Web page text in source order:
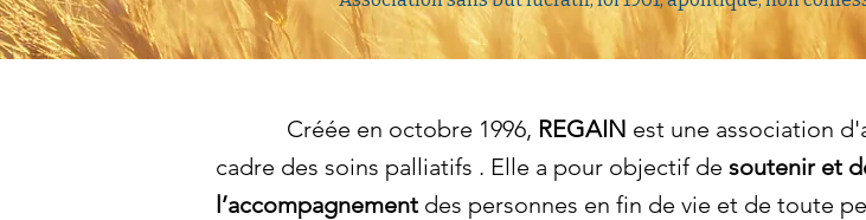
Créée en octobre 1996, REGAIN est une association d'
cadre des soins palliatifs . Elle a pour objectif de soutenir et
l’accompagnement des personnes en fin de vie et de toute